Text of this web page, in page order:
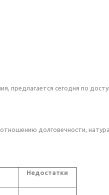
предлагается сегодня по
долговечности,
Недостатки